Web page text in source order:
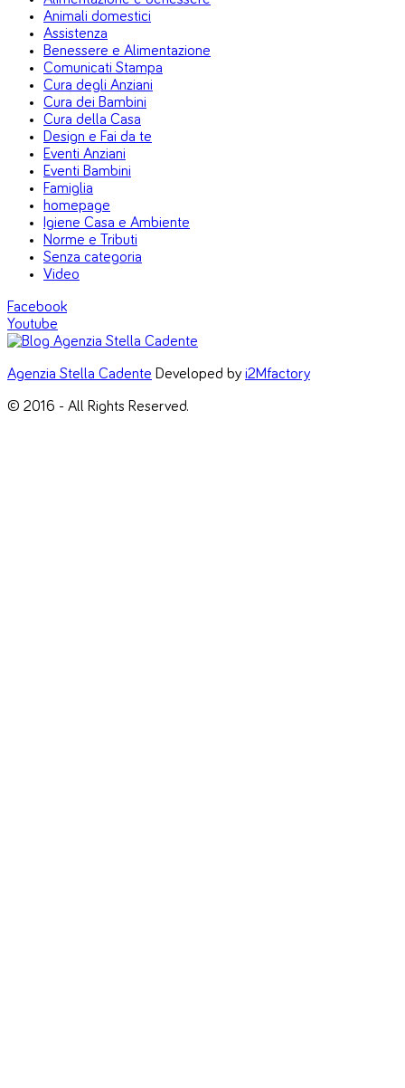
Animali domestici
Assistenza
Benessere e Alimentazione
Comunicati Stampa
Cura degli Anziani
Cura dei Bambini
Cura della Casa
Design e Fai da te
Eventi Anziani
Eventi Bambini
Famiglia
homepage
Igiene Casa e Ambiente
Norme e Tributi
Senza categoria
Video
Facebook
Youtube
Agenzia Stella Cadente Developed by i2Mfactory
© 2016 - All Rights Reserved.